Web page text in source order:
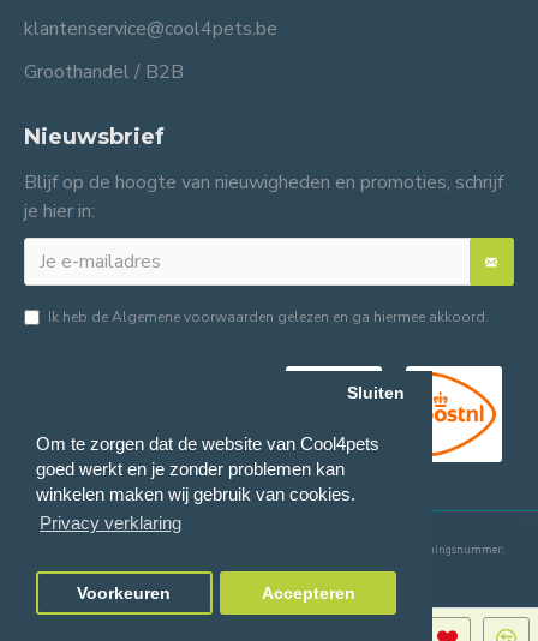
Om te zorgen dat de website van Cool4pets
goed werkt en je zonder problemen kan
winkelen maken wij gebruik van cookies.
Privacy verklaring
Sluiten
Voorkeuren Accepteren
klantenservice@cool4pets.be
Groothandel / B2B
Nieuwsbrief
Blijf op de hoogte van nieuwigheden en promoties, schrijf
je hier in:
Ik heb deAlgemene voorwaarden gelezen en ga hiermee akkoord.
Ondernemingsnummer:
BE0816982597.